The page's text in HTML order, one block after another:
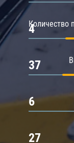
Количество
4
37
6
27